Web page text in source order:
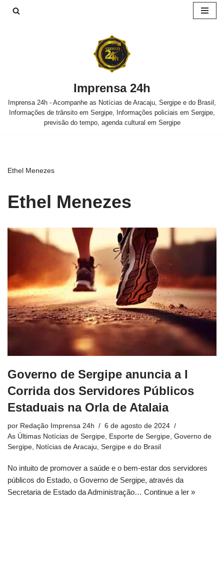
Imprensa 24h
Imprensa 24h - Acompanhe as Notícias de Aracaju, Sergipe e do Brasil,
Informações de trânsito em Sergipe, Informações policiais em Sergipe,
previsão do tempo, agenda cultural em Sergipe
Ethel Menezes
Ethel Menezes
Governo de Sergipe anuncia a I
Corrida dos Servidores Públicos
Estaduais na Orla de Atalaia
por Redação Imprensa 24h
6 de agosto de 2024
As Últimas Notícias de Sergipe Esporte de Sergipe Governo de
Sergipe Notícias de Aracaju, Sergipe e do Brasil
No intuito de promover a saúde e o bem-estar dos servidores
públicos do Estado, o Governo de Sergipe, através da
Secretaria de Estado da Administração… Continue a ler »